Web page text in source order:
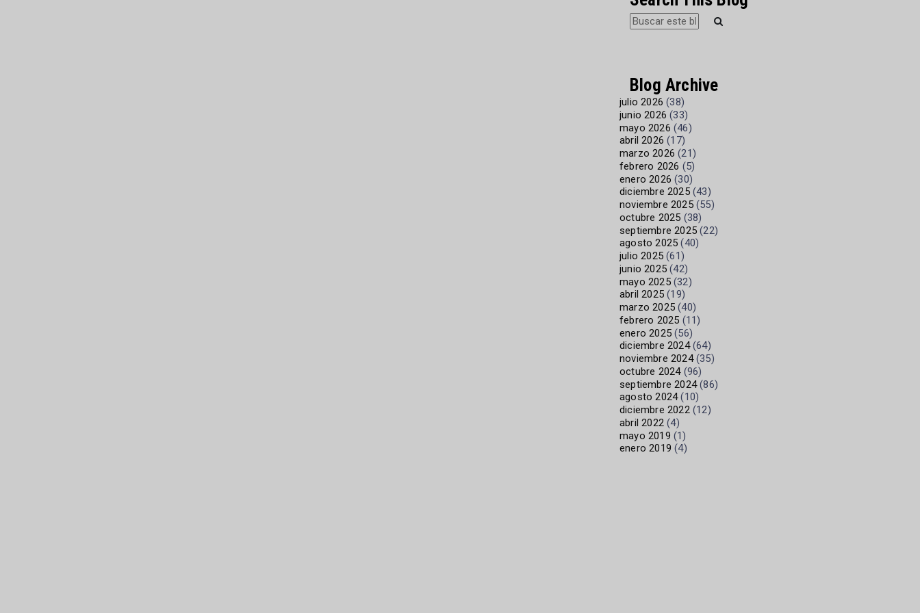
Blog Archive
julio 2026 (38)
junio 2026 (33)
mayo 2026 (46)
abril 2026 (17)
marzo 2026 (21)
febrero 2026 (5)
enero 2026 (30)
diciembre 2025(43)
noviembre 2025(55)
octubre 2025 (38)
septiembre 2025 (22)
agosto 2025 (40)
julio 2025 (61)
junio 2025 (42)
mayo 2025(32)
abril 2025 (19)
marzo 2025 (40)
febrero 2025 (11)
enero 2025 (56)
diciembre 2024(64)
noviembre 2024(35)
octubre 2024(96)
septiembre 2024(86)
agosto 2024(10)
diciembre 2022(12)
abril 2022 (4)
mayo 2019 (1)
enero 2019 (4)